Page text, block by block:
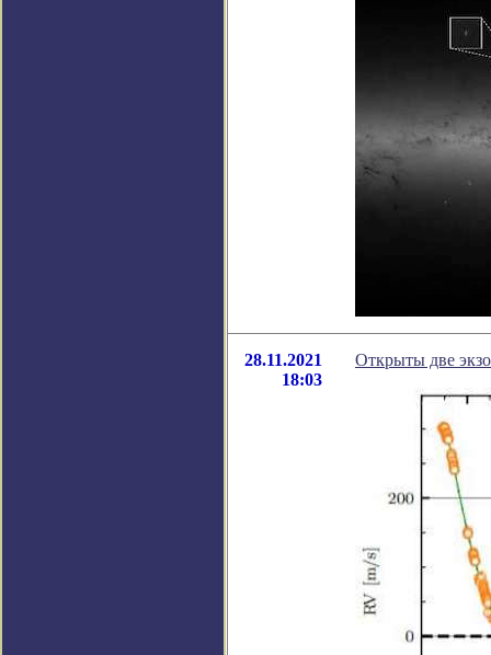
28.11.2021
18:03
Открыты две